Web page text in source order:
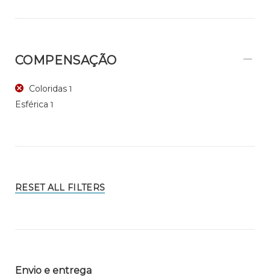
COMPENSAÇÃO
Coloridas 1
Esférica 1
RESET ALL FILTERS
Envio e entrega